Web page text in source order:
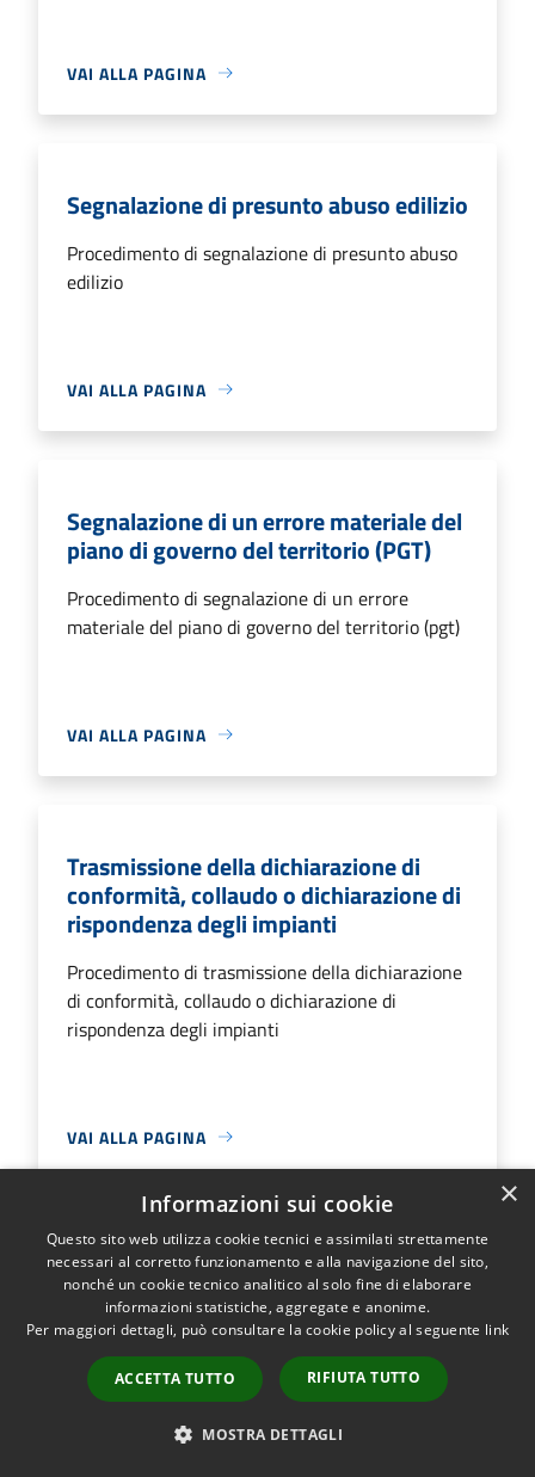
VAI ALLA PAGINA
Segnalazione di presunto abuso edilizio
Procedimento di segnalazione di presunto abuso
edilizio
VAI ALLA PAGINA
Segnalazione di un errore materiale del
piano di governo del territorio (PGT)
Procedimento di segnalazione di un errore
materiale del piano di governo del territorio (pgt)
VAI ALLA PAGINA
Trasmissione della dichiarazione di
conformità, collaudo o dichiarazione di
rispondenza degli impianti
Procedimento di trasmissione della dichiarazione
di conformità, collaudo o dichiarazione di
rispondenza degli impianti
VAI ALLA PAGINA
Trasmissione di integrazioni
documentali per istanze edilizie
Procedimento di trasmissione di integrazioni
documentali per istanze edilizie
×
Informazioni sui cookie
Questo sito web utilizza cookie tecnici e assimilati strettamente
necessari al corretto funzionamento e alla navigazione del sito,
nonché un cookie tecnico analitico al solo fine di elaborare
informazioni statistiche, aggregate e anonime.
Per maggiori dettagli, può consultare la cookie policy al seguente link
ACCETTA TUTTO RIFIUTA TUTTO
MOSTRA DETTAGLI